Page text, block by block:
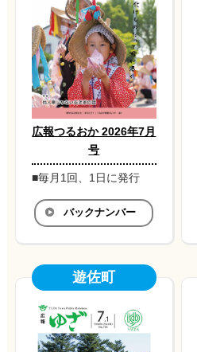
広報つるおか 2026年7月
号
■毎月1回、1日に発行
バックナンバー
遊佐町